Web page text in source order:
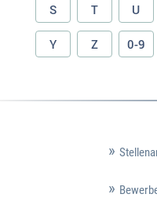
S T U
Y Z 0-9